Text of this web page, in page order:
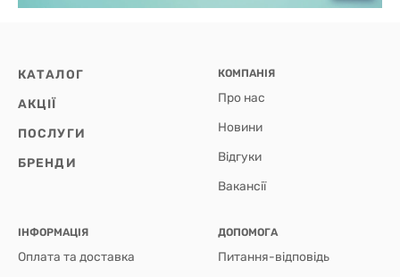
КАТАЛОГ
АКЦІЇ
ПОСЛУГИ
БРЕНДИ
КОМПАНІЯ
Про нас
Новини
Відгуки
Вакансії
ІНФОРМАЦІЯ
Оплата та доставка
ДОПОМОГА
Питання-відповідь